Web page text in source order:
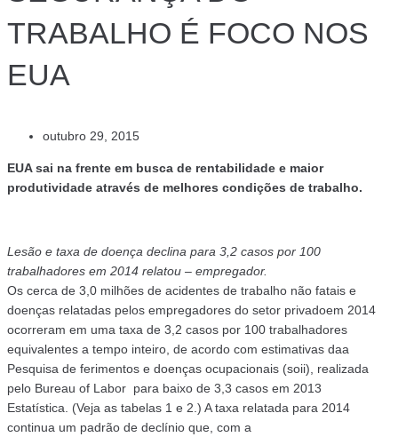
TRABALHO É FOCO NOS
EUA
outubro 29, 2015
EUA sai na frente em busca de rentabilidade e maior
produtividade através de melhores condições de trabalho.
Lesão e taxa de doença declina para 3,2 casos por 100
trabalhadores em 2014 relatou – empregador.
Os cerca de 3,0 milhões de acidentes de trabalho não fatais e
doenças relatadas pelos empregadores do setor privadoem 2014
ocorreram em uma taxa de 3,2 casos por 100 trabalhadores
equivalentes a tempo inteiro, de acordo com estimativas daa
Pesquisa de ferimentos e doenças ocupacionais (soii), realizada
pelo Bureau of Labor para baixo de 3,3 casos em 2013
Estatística. (Veja as tabelas 1 e 2.) A taxa relatada para 2014
continua um padrão de declínio que, com a